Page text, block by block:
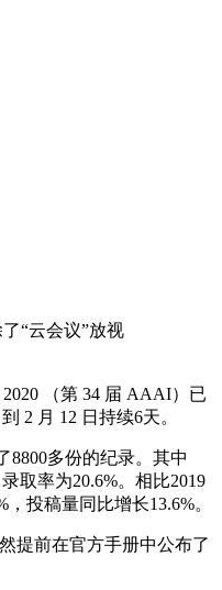
“云会议”放视
（第 34 届 AAAI）已
2 月 12 日持续6天。
多份的纪录。其中
取率为20.6%。相比2019
投稿量同比增长13.6%。
前在官方手册中公布了